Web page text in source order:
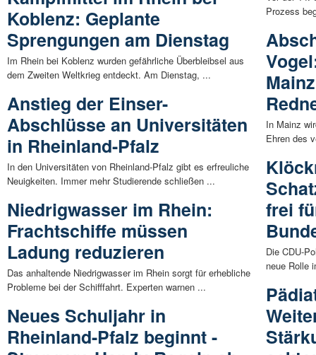
Koblenz: Geplante
Sprengungen am Dienstag
Im Rhein bei Koblenz wurden gefährliche Überbleibsel aus
dem Zweiten Weltkrieg entdeckt. Am Dienstag, ...
Anstieg der Einser-
Abschlüsse an Universitäten
in Rheinland-Pfalz
In den Universitäten von Rheinland-Pfalz gibt es erfreuliche
Neuigkeiten. Immer mehr Studierende schließen ...
Niedrigwasser im Rhein:
Frachtschiffe müssen
Ladung reduzieren
Das anhaltende Niedrigwasser im Rhein sorgt für erhebliche
Probleme bei der Schifffahrt. Experten warnen ...
Neues Schuljahr in
Rheinland-Pfalz beginnt -
Prozess
In Mainz
Ehren des
frei
Die CDU-
neue Rolle